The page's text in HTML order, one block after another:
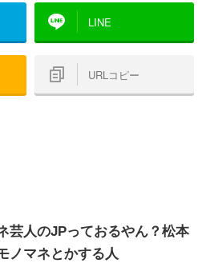
LINE
URLコピー
芸人のJPっておるやん？松本
ノマネとかする人